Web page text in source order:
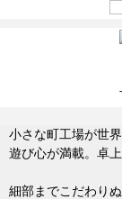
小さな町工場が世
遊び心が満載。卓
細部までこだわり